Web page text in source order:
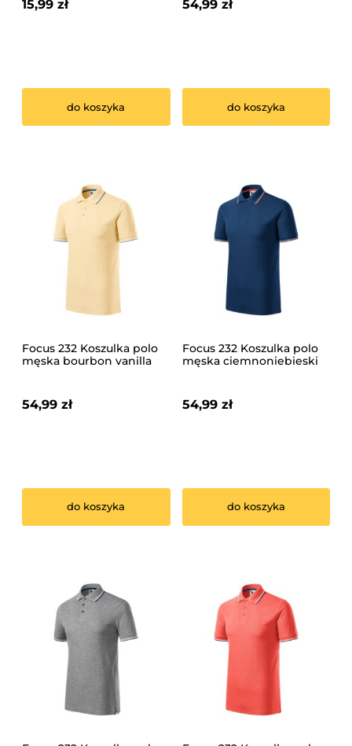
15,99 zł
do koszyka
54,99 zł
do koszyka
Focus 232 Koszulka polo
męska bourbon vanilla
54,99 zł
do koszyka
Focus 232 Koszulka polo
męska ciemnoniebieski
54,99 zł
do koszyka